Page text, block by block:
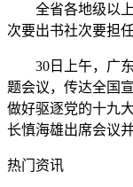
全省各地级以上
次要出书社次要担
30日上午，广东
题会议，传达全国
做好驱逐党的十九
长慎海雄出席会议
热门资讯